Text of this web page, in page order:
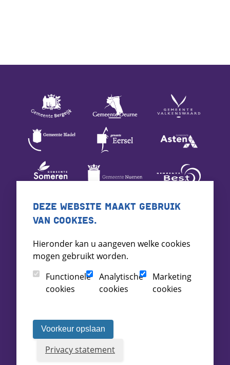
DEZE WEBSITE MAAKT GEBRUIK
VAN COOKIES.
Hieronder kan u aangeven welke cookies
mogen gebruikt worden.
Functionele
cookies
Analytische
cookies
Marketing
cookies
Voorkeur opslaan
Privacy statement